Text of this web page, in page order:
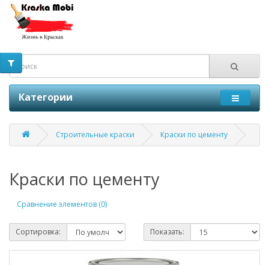
Категории
Строительные краски Краски по цементу
Краски по цементу
Сравнение элементов (0)
Сортировка: Показать: